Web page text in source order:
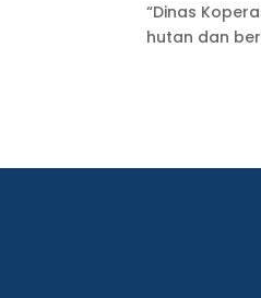
“Dinas
hutan dan